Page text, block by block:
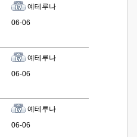
예테루나
06-06
예테루나
06-06
예테루나
06-06